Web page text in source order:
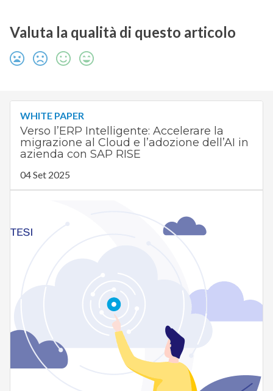
Valuta la qualità di questo articolo
WHITE PAPER
Verso l’ERP Intelligente: Accelerare la
migrazione al Cloud e l’adozione dell’AI in
azienda con SAP RISE
04 Set 2025